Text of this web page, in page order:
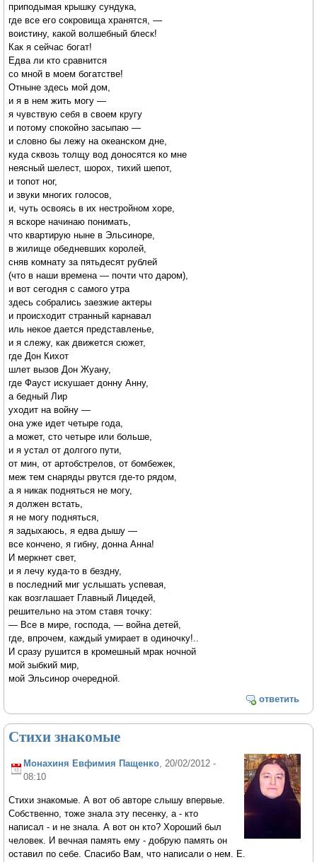
приподымая крышку сундука,
где все его сокровища хранятся, —
воистину, какой волшебный блеск!
Как я сейчас богат!
Едва ли кто сравнится
со мной в моем богатстве!
Отныне здесь мой дом,
и я в нем жить могу —
я чувствую себя в своем кругу
и потому спокойно засыпаю —
и словно бы лежу на океанском дне,
куда сквозь толщу вод доносятся ко мне
неясный шелест, шорох, тихий шепот,
и топот ног,
и звуки многих голосов,
и, чуть освоясь в их нестройном хоре,
я вскоре начинаю понимать,
что квартирую ныне в Эльсиноре,
в жилище обедневших королей,
сняв комнату за пятьдесят рублей
(что в наши времена — почти что даром),
и вот сегодня с самого утра
здесь собрались заезжие актеры
и происходит странный карнавал
иль некое дается представленье,
и я слежу, как движется сюжет,
где Дон Кихот
шлет вызов Дон Жуану,
где Фауст искушает донну Анну,
а бедный Лир
уходит на войну —
она уже идет четыре года,
а может, сто четыре или больше,
и я устал от долгого пути,
от мин, от артобстрелов, от бомбежек,
меж тем снаряды рвутся где-то рядом,
а я никак подняться не могу,
я должен встать,
я не могу подняться,
я задыхаюсь, я едва дышу —
все кончено, я гибну, донна Анна!
И меркнет свет,
и я лечу куда-то в бездну,
в последний миг услышать успевая,
как возглашает Главный Лицедей,
решительно на этом ставя точку:
— Все в мире, господа, — война детей,
где, впрочем, каждый умирает в одиночку!..
И сразу рушится в кромешный мрак ночной
мой зыбкий мир,
мой Эльсинор очередной.
ответить
Стихи знакомые
Монахиня Евфимия Пащенко, 20/02/2012 -
08:10
Стихи знакомые. А вот об авторе слышу впервые.
Собственно, тоже знала эту песенку, а - кто
написал - и не знала. А вот он кто? Хороший был
человек. И вечная память ему - добрую память он
оставил по себе. Спасибо Вам, что написали о нем. Е.